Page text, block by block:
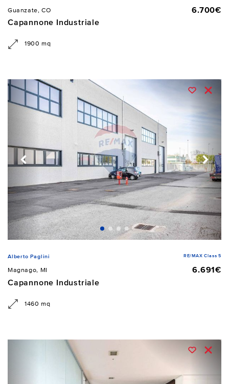
Guanzate, CO
6.700€
Capannone Industriale
1900 mq
Alberto Paglini RE/MAX Class 5
Magnago, MI
6.691€
Capannone Industriale
1460 mq